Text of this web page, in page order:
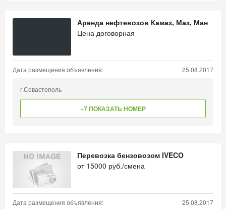
Аренда нефтевозов Камаз, Маз, Ман
Цена договорная
Дата размещения объявления: 25.08.2017
г.Севастополь
+7 ПОКАЗАТЬ НОМЕР
Перевозка бензовозом IVECO
от 15000 руб./смена
Дата размещения объявления: 25.08.2017